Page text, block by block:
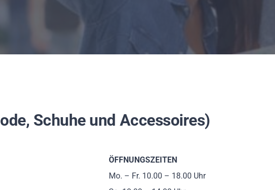
Schuhe und Accessoires)
ÖFFNUNGSZEITEN
Mo. – Fr. 10.00 – 18.00 Uhr